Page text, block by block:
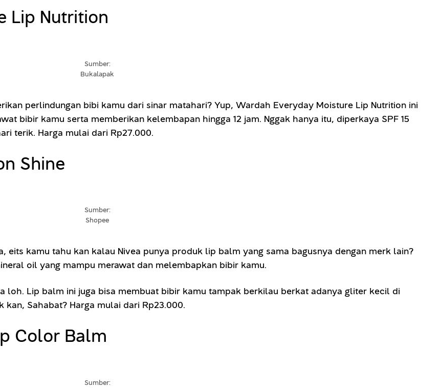
Lip Nutrition
Sumber:
Bukalapak
perlindungan bibi kamu dari sinar matahari? Yup, Wardah Everyday Moisture Lip Nutrition ini
bibir kamu serta memberikan kelembapan hingga 12 jam. Nggak hanya itu, diperkaya SPF 15
terik. Harga mulai dari Rp27.000.
Shine
Sumber:
Shopee
eits kamu tahu kan kalau Nivea punya produk lip balm yang sama bagusnya dengan merk lain?
oil yang mampu merawat dan melembapkan bibir kamu.
loh. Lip balm ini juga bisa membuat bibir kamu tampak berkilau berkat adanya gliter kecil di
Sahabat? Harga mulai dari Rp23.000.
Color Balm
Sumber: